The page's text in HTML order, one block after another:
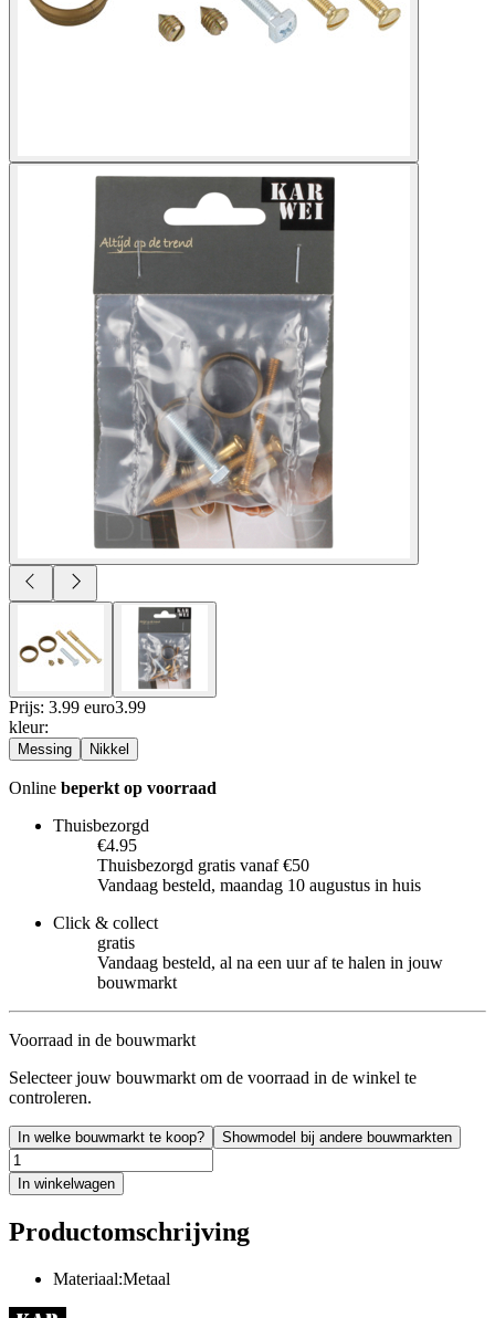
Prijs: 3.99 euro3.99
kleur:
Messing Nikkel
Online beperkt op voorraad
Thuisbezorgd
€4.95
Thuisbezorgd gratis vanaf €50
Vandaag besteld, maandag 10 augustus in huis
Click & collect
gratis
Vandaag besteld, al na een uur af te halen in jouw
bouwmarkt
Voorraad in de bouwmarkt
Selecteer jouw bouwmarkt om de voorraad in de winkel te
controleren.
In welke bouwmarkt te koop? Showmodel bij andere bouwmarkten
In winkelwagen
Productomschrijving
Materiaal:Metaal